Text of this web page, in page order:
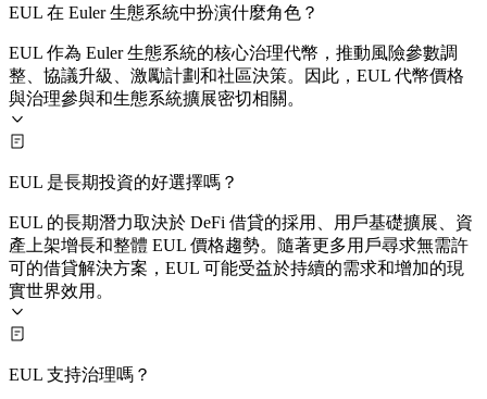
EUL 在 Euler 生態系統中扮演什麼角色？
EUL 作為 Euler 生態系統的核心治理代幣，推動風險參數調
整、協議升級、激勵計劃和社區決策。因此，EUL 代幣價格
與治理參與和生態系統擴展密切相關。
EUL 是長期投資的好選擇嗎？
EUL 的長期潛力取決於 DeFi 借貸的採用、用戶基礎擴展、資
產上架增長和整體 EUL 價格趨勢。隨著更多用戶尋求無需許
可的借貸解決方案，EUL 可能受益於持續的需求和增加的現
實世界效用。
EUL 支持治理嗎？